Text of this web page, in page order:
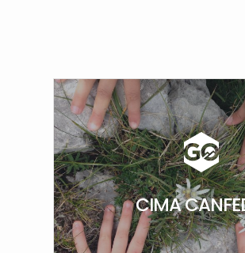
CIMA